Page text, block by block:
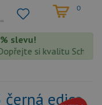
0
slevu!
si kvalitu
černá edice